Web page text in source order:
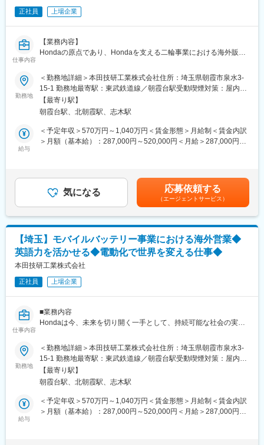
世界中の現場と関わりながら、業務改善をリードすることが可能
です。
また、保証請求を通じて、現地法人・ディストリビューターのオ
ペレーション課題を「数字と事実」で把握でき、実践的な改善ス
キルを磨くことができます。
将来的には、研修講師や海外駐在等、幅広くキャリアを選択する
変更の範囲：専門性や適性、会社ニーズなどを踏まえ、会社が定
める業務への配置転換を命じる場合があります。
正社員 上場企業
仕事内容
【業務内容】
Hondaの原点であり、Hondaを支える二輪事業における海外販売
ーション強化の推進をお任せします。
「世界中の顧客に、期待を超えるアフターサービス体験を通じて
信頼を積み上げ、Honda製品が当たり前に選ばれ続ける世界を実
現する。」をビジョンに掲げ、「親切」「早い」「確実」「安
心」「便利」なアフターサービスを通じて使い続ける喜びを全て
の接点で提供し、顧客との繋がりを最大化することを目指してい
ます。
・販売店KPI管理手法、CS評価基準およびオペレーションスタン
ダードの開発
・販売店オペレーションの改善活動における教材開発と現地法人
2．現法・ディストリビューターのアフターサービスオペレーショ
ン強化
・KGI／KPIをベースとしたCS・アフターサービスビジネスの評
価・改善手法の開発
・現法・ディストリビューターのアフターサービス機能の評価と
改善指導および組織・人材育成
・新規現法・Distのアフターサービス機能構築
【魅力・やりがい】
ン・連携を通じて、グローバルな業務を経験することができると
ともに、次世代のアフターサービス戦略の企画・開発に携わるこ
とが可能です。
める業務への配置転換を命じる場合があります。
勤務地
＜勤務地詳細＞本田技研工業株式会社住所：埼玉県朝霞市泉水3-
15-1 勤務地最寄駅：東武鉄道線／朝霞台駅受動喫煙対策：屋内全
面禁煙変更の範囲：会社の定める事業所（リモートワーク含む）
【最寄り駅】
朝霞台駅、北朝霞駅、志木駅
給与
＜予定年収＞570万円～1,040万円＜賃金形態＞月給制＜賃金内訳
＞月額（基本給）：287,000円～520,000円＜月給＞287,000円～
上下する可能性があります。月給(月額)は固定手当を含めた表記で
す。
気になる 応募依頼する
（エージェントサービス）
【埼玉】モバイルバッテリー事業における海外営業◆
英語力を活かせる◆電動化で世界を変える仕事◆
本田技研工業株式会社
正社員 上場企業
仕事内容
■業務内容
Hondaは今、未来を切り開く一手として、持続可能な社会の実現
合に取り組んでいます。
現在わたしたちは“Honda Mobile Power Pack”（=MPP）の事業を
通じ、モビリティを中心とした製品の電動化促進に取り組んでい
ます。
電動化で世界を変える仕事に挑戦してみませんか。
■具体的には
勤務地
＜勤務地詳細＞本田技研工業株式会社住所：埼玉県朝霞市泉水3-
15-1 勤務地最寄駅：東武鉄道線／朝霞台駅受動喫煙対策：屋内全
面禁煙変更の範囲：会社の定める事業所（リモートワーク含む）
【最寄り駅】
朝霞台駅、北朝霞駅、志木駅
給与
＜予定年収＞570万円～1,040万円＜賃金形態＞月給制＜賃金内訳
＞月額（基本給）：287,000円～520,000円＜月給＞287,000円～